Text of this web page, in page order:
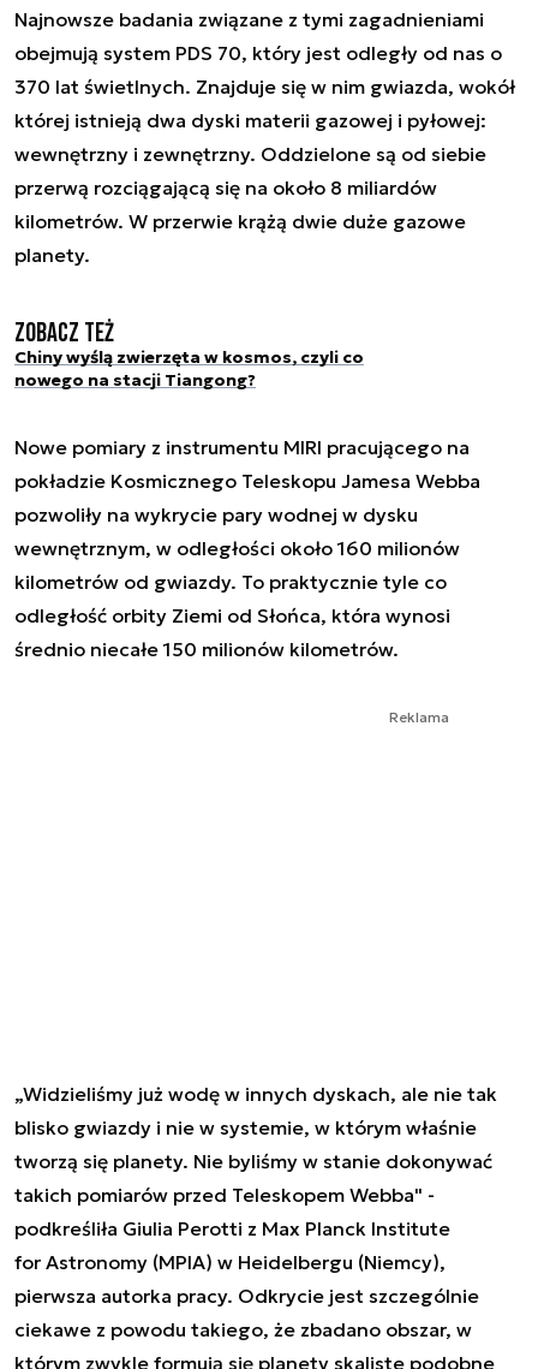
Najnowsze badania związane z tymi zagadnieniami
obejmują system PDS 70, który jest odległy od nas o
370 lat świetlnych. Znajduje się w nim gwiazda, wokół
której istnieją dwa dyski materii gazowej i pyłowej:
wewnętrzny i zewnętrzny. Oddzielone są od siebie
przerwą rozciągającą się na około 8 miliardów
kilometrów. W przerwie krążą dwie duże gazowe
planety.
Zobacz też
Chiny wyślą zwierzęta w kosmos, czyli co
nowego na stacji Tiangong?
Nowe pomiary z instrumentu MIRI pracującego na
pokładzie Kosmicznego Teleskopu Jamesa Webba
pozwoliły na wykrycie pary wodnej w dysku
wewnętrznym, w odległości około 160 milionów
kilometrów od gwiazdy. To praktycznie tyle co
odległość orbity Ziemi od Słońca, która wynosi
średnio niecałe 150 milionów kilometrów.
Reklama
„Widzieliśmy już wodę w innych dyskach, ale nie tak
blisko gwiazdy i nie w systemie, w którym właśnie
tworzą się planety. Nie byliśmy w stanie dokonywać
takich pomiarów przed Teleskopem Webba" -
podkreśliła Giulia Perotti z Max Planck Institute
for Astronomy (MPIA) w Heidelbergu (Niemcy),
pierwsza autorka pracy. Odkrycie jest szczególnie
ciekawe z powodu takiego, że zbadano obszar, w
którym zwykle formują się planety skaliste podobne